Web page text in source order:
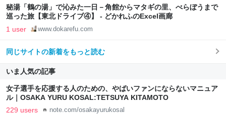
秘湯「鶴の湯」で沁みた一日－角館からマタギの里、べらぼうまで
巡った旅【東北ドライブ④】 - どかれふのExcel画廊
1 user www.dokarefu.com
同じサイトの新着をもっと読む
いま人気の記事
女子選手を応援する人のための、やばいファンにならないマニュア
ル｜OSAKA YURU KOSAL:TETSUYA KITAMOTO
229 users note.com/osakayurukosal